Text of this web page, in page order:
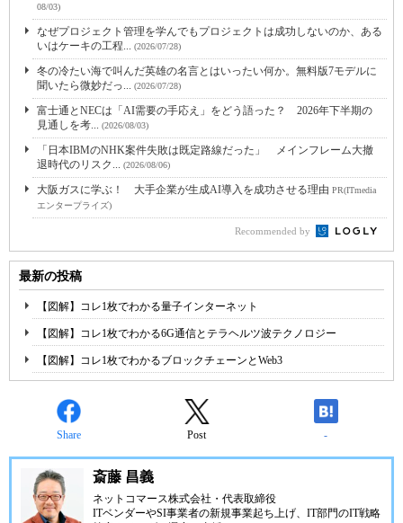
08/03)
なぜプロジェクト管理を学んでもプロジェクトは成功しないのか、ある
いはケーキの工程...
(2026/07/28)
冬の冷たい海で叫んだ英雄の名言とはいったい何か。無料版7モデルに
聞いたら微妙だっ...
(2026/07/28)
富士通とNECは「AI需要の手応え」をどう語った？ 2026年下半期の
見通しを考...
(2026/08/03)
「日本IBMのNHK案件失敗は既定路線だった」 メインフレーム大撤
退時代のリスク...
(2026/08/06)
大阪ガスに学ぶ！ 大手企業が生成AI導入を成功させる理由 PR(ITmedia
エンタープライズ)
Recommended by
最新の投稿
【図解】コレ1枚でわかる量子インターネット
【図解】コレ1枚でわかる6G通信とテラヘルツ波テクノロジー
【図解】コレ1枚でわかるブロックチェーンとWeb3
Share Post -
斎藤 昌義
ネットコマース株式会社 ・代表取締役
ITベンダーやSI事業者の新規事業起ち上げ、IT部門のIT戦略